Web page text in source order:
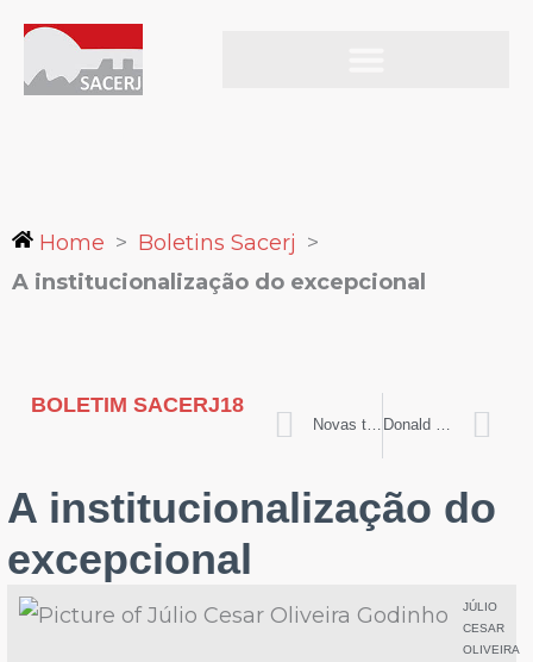
Home > Boletins Sacerj >
A institucionalização do excepcional
BOLETIM SACERJ18 PrevNovas tecnologias, velhas discriminações
A institucionalização do
excepcional
JÚLIO
CESAR
OLIVEIRA